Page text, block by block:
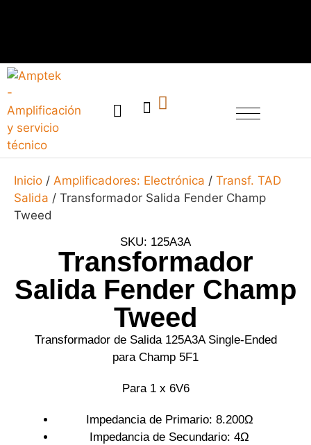
Inicio / Amplificadores: Electrónica / Transf. TAD
Salida / Transformador Salida Fender Champ
Tweed
SKU: 125A3A
Transformador
Salida Fender Champ
Tweed
Transformador de Salida 125A3A Single-Ended
para Champ 5F1
Para 1 x 6V6
Impedancia de Primario: 8.200Ω
Impedancia de Secundario: 4Ω